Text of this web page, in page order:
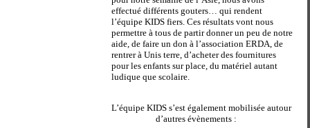
effectué différents gouters… qui rendent
l’équipe KIDS fiers. Ces résultats vont nous
permettre à tous de partir donner un peu de notre
aide, de faire un don à l’association ERDA, de
rentrer à Unis terre, d’acheter des fournitures
pour les enfants sur place, du matériel autant
ludique que scolaire.
L’équipe KIDS s’est également mobilisée autour
d’autres évènements :